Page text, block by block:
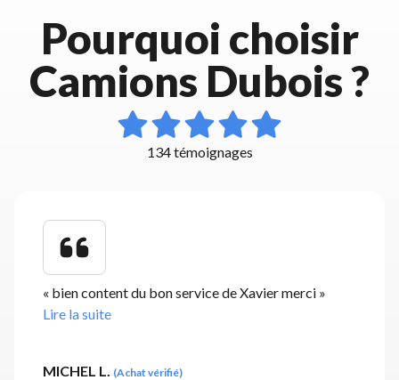
Pourquoi choisir
Camions Dubois ?
134 témoignages
« bien content du bon service de Xavier merci »
Lire la suite
MICHEL L. (Achat vérifié)